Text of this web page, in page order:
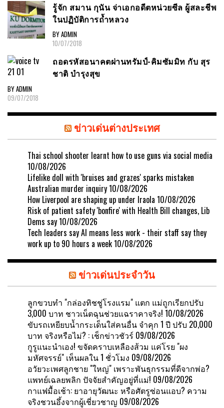
รู้จัก สมาน กุนัน จ่าเอกอดีตหน่วยซีล ผู้สละชีพ
ในปฏิบัติการถ้ำหลวง
BY ADMIN
10/07/2018
ถอดรหัสอนาคตผ่านทรัมป์-คิมซัมมิท กับ สุร
ชาติ บำรุงสุข
BY ADMIN
09/07/2018
ข่าวเด่นต่างประเทศ
Thai school shooter learnt how to use guns via social media
10/08/2026
Lifelike doll with 'bruises and grazes' sparks mistaken
Australian murder inquiry10/08/2026
How Liverpool are shaping up under Iraola 10/08/2026
Risk of patient safety 'bonfire' with Health Bill changes, Lib
Dems say10/08/2026
Tech leaders say AI means less work - their staff say they
work up to 90 hours a week10/08/2026
ข่าวเด่นประจำวัน
ลูกขวบทำ "กล่องทิชชู่โรงแรม" แตก แม่ถูกเรียกปรับ
3,000 บาท ชาวเน็ตฉุนช่วยแฉราคาจริง! 10/08/2026
ขับรถเหยียบน้ำกระเด็นใส่คนอื่น จำคุก 1 ปี ปรับ 20,000
บาท จริงหรือไม่? : เช็กข่าวชัวร์ 09/08/2026
กูรูแนะนำเอง! ขจัดคราบเหลืองส้วม แค่โรย "ผง
มหัศจรรย์" เห็นผลใน 1 ชั่วโมง 09/08/2026
อวัยวะเพศลูกชาย "ใหญ่" เพราะพันธุกรรมที่ดีจากพ่อ?
แพทย์เฉลยพลิก ปัจจัยสำคัญอยู่ที่แม่! 09/08/2026
กาแฟมื้อเช้า: ยาอายุวัฒนะ หรือศัตรูซ่อนแอบ? ความ
จริงชวนอึ้งจากผู้เชี่ยวชาญ 09/08/2026